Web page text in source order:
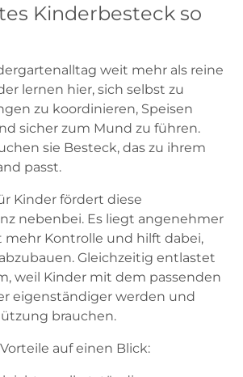
Kinderbesteck so
weit mehr als reine
lernen hier, sich selbst zu
zu koordinieren, Speisen
sicher zum Mund zu führen.
sie Besteck, das zu ihrem
passt.
Kinder fördert diese
nebenbei. Es liegt angenehmer
mehr Kontrolle und hilft dabei,
Gleichzeitig entlastet
weil Kinder mit dem passenden
eigenständiger werden und
brauchen.
auf einen Blick: